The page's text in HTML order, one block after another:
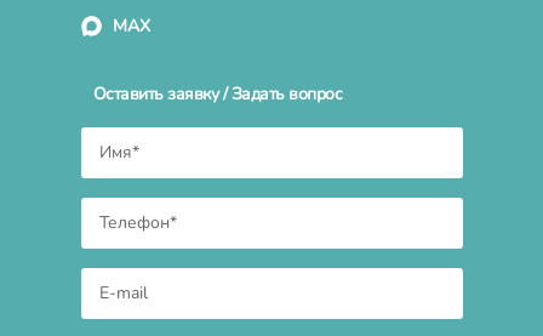
MAX
Оставить заявку / Задать вопрос